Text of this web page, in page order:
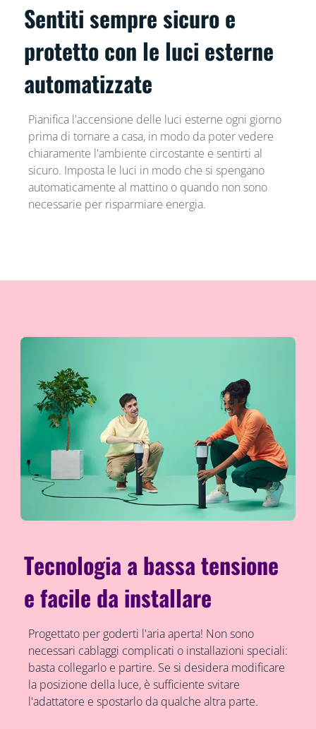
Sentiti sempre sicuro e
protetto con le luci esterne
automatizzate
Pianifica l'accensione delle luci esterne ogni giorno
prima di tornare a casa, in modo da poter vedere
chiaramente l'ambiente circostante e sentirti al
sicuro. Imposta le luci in modo che si spengano
automaticamente al mattino o quando non sono
necessarie per risparmiare energia.
Tecnologia a bassa tensione
e facile da installare
Progettato per goderti l'aria aperta! Non sono
necessari cablaggi complicati o installazioni speciali:
basta collegarlo e partire. Se si desidera modificare
la posizione della luce, è sufficiente svitare
l'adattatore e spostarlo da qualche altra parte.